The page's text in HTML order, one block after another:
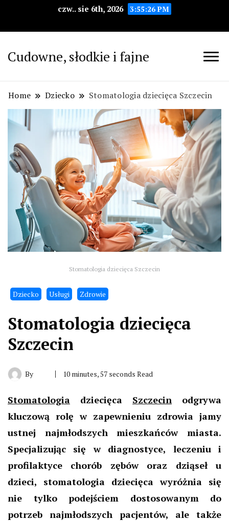
czw.. sie 6th, 2026 3:55:28 PM
Cudowne, słodkie i fajne
Home Dziecko Stomatologia dziecięca Szczecin
Stomatologia dziecięca Szczecin
Dziecko Usługi Zdrowie
Stomatologia dziecięca
Szczecin
By 10 minutes, 57 seconds Read
Stomatologia dziecięca Szczecin odgrywa
kluczową rolę w zapewnieniu zdrowia jamy
ustnej najmłodszych mieszkańców miasta.
Specjalizując się w diagnostyce, leczeniu i
profilaktyce chorób zębów oraz dziąseł u
dzieci, stomatologia dziecięca wyróżnia się
nie tylko podejściem dostosowanym do
potrzeb najmłodszych pacjentów, ale także